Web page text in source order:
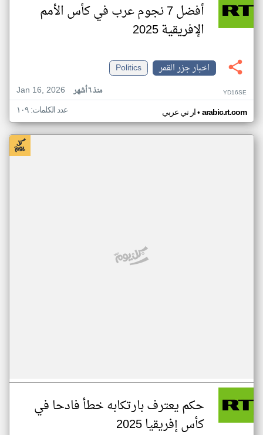
أفضل 7 نجوم عرب في كأس الأمم
الإفريقية 2025
اخبار جزر القمر
Politics
Jan 16, 2026
منذ ٦ أشهر YD16SE
ار تي عربي• arabic.rt.com عدد الكلمات: ١٠٩
حكم يعترف بارتكابه خطأ فادحا في
كأس إفريقيا 2025